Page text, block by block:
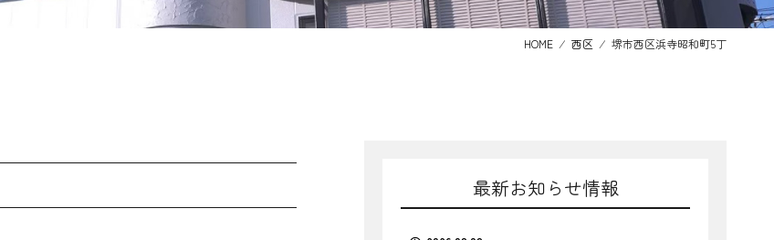
HOME ⁄ 西区 ⁄ 堺市西区浜寺昭和町5丁
最新お知らせ情報